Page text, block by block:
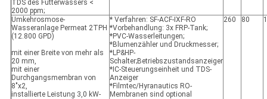
TDS des Futterwassers <
2000 ppm;
Umkehrosmose-
Wasseranlage Permeat 2TPH
(12.800 GPD)
mit einer Breite von mehr als
20 mm,
mit einer
Durchgangsmembran von
8"x2,
installierte Leistung 3,0 kW-
* Verfahren: SF-ACF-IXF-RO
*Vorbehandlung: 3x FRP-Tank;
*PVC-Wasserleitungen;
*Blumenzähler und Druckmesser;
*LP&HP-
Schalter;Betriebszustandsanzeiger
*IC-Steuerungseinheit und TDS-
Anzeiger
*Filmtec/Hyranautics RO-
Membranen sind optional
260 80